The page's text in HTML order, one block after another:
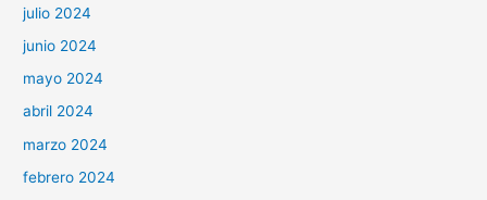
julio 2024
junio 2024
mayo 2024
abril 2024
marzo 2024
febrero 2024